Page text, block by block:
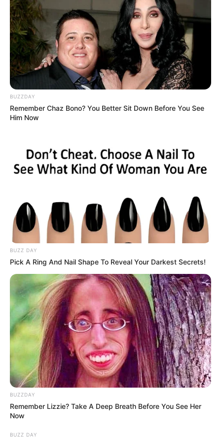
Ο τότε διευθυντής της CIA, Ρίτσαρντ Χελμς, διέταξε
προσωπικά την καταστροφή όλων των σχετικών αρχείων
το 1973, καθώς αποχωρούσε από το αξίωμά του εν μέσω
του σκανδάλου Γουότεργκεϊτ. Σύμφωνα με μαρτυρίες και
ιστορικά αρχεία, ο εγκέφαλος του MK-Ultra, Σίντνεϊ
Γκότλιμπ, και η ομάδα του, πέρασαν μια ολόκληρη μέρα
αποτεφρώνοντας 152 αρχεία.
Ο Γκότλιμπ μάλιστα έθεσε υπό αμφισβήτηση την
καταστροφή των προσωπικών του εγγράφων. Όταν ο
επικεφαλής του κέντρου αρχείων της CIA έφερε γραπτή
ένσταση, η αίτησή του απορρίφθηκε. «Αυτό αποτελεί
παρεμπόδιση της δικαιοσύνης. Πρόκειται για
εγκληματική καταστροφή ομοσπονδιακών αρχείων»,
δήλωσε δυναμικά ο Λούνα. «Κανείς δεν πήγε φυλακή.
BUZZDAY
Remember Chaz Bono? You Better Sit Down Before You See
Him Now
BUZZ DAY
Pick A Ring And Nail Shape To Reveal Your Darkest Secrets!
BUZZDAY
Remember Lizzie? Take A Deep Breath Before You See Her
Now
BUZZ DAY